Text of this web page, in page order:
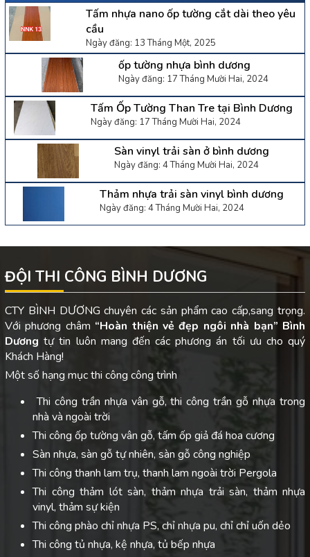
Tấm nhựa nano ốp tường cắt dài theo yêu
cầu
Ngày đăng: 13 Tháng Một, 2025
ốp tường nhựa bình dương
Ngày đăng: 17 Tháng Mười Hai, 2024
Tấm Ốp Tường Than Tre tại Bình Dương
Ngày đăng: 17 Tháng Mười Hai, 2024
Sàn vinyl trải sàn ở bình dương
Ngày đăng: 4 Tháng Mười Hai, 2024
Thảm nhựa trải sàn vinyl bình dương
Ngày đăng: 4 Tháng Mười Hai, 2024
ĐỘI THI CÔNG BÌNH DƯƠNG
CTY BÌNH DƯƠNG chuyên các sản phẩm cao cấp,sang trọng.
Với phương châm “Hoàn thiện vẻ đẹp ngôi nhà bạn” Bình
Dươngtự tin luôn mang đến các phương án tối ưu cho quý
Khách Hàng!
Một số hạng mục thi công công trình
Thi công trần nhựa vân gỗ, thi công trần gỗ nhựa trong
nhà và ngoài trời
Thi công ốp tường vân gỗ, tấm ốp giả đá hoa cương
Sàn nhựa, sàn gỗ tự nhiên, sàn gỗ công nghiệp
Thi công thanh lam trụ, thanh lam ngoài trời Pergola
Thi công thảm lót sàn, thảm nhựa trải sàn, thảm nhựa
vinyl, thảm sự kiện
Thi công phào chỉ nhựa PS, chỉ nhựa pu, chỉ chỉ uốn dẻo
Thi công tủ nhựa, kệ nhựa, tủ bếp nhựa